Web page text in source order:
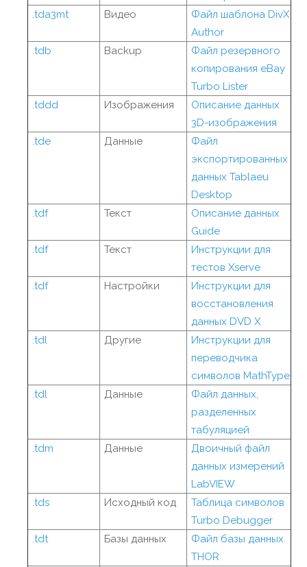
.tda3mt
Видео
Файл шаблона DivX
Author
.tdb
Backup
Файл резервного
копирования eBay
Turbo Lister
.tddd
Изображения
Описание данных
3D-изображения
.tde
Данные
Файл
экспортированных
данных Tablaeu
Desktop
.tdf
Текст
Описание данных
Guide
.tdf
Текст
Инструкции для
тестов Xserve
.tdf
Настройки
Инструкции для
восстановления
данных DVD X
.tdl
Другие
Инструкции для
переводчика
символов MathType
.tdl
Данные
Файл данных,
разделенных
табуляцией
.tdm
Данные
Двоичный файл
данных измерений
LabVIEW
.tds
Исходный код
Таблица символов
Turbo Debugger
.tdt
Базы данных
Файл базы данных
THOR